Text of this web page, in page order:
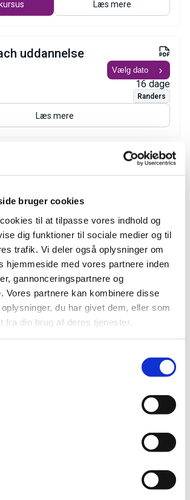
bruger cookies
til at tilpasse vores indhold og
dig funktioner til sociale medier og til
trafik. Vi deler også oplysninger om
hjemmeside med vores partnere inden
gannonceringspartnere og
Vores partnere kan kombinere disse
du har givet dem, eller som
fra din brug af deres tjenester.
Læs mere
uddannelse
16 dage
Randers
Læs mere
omstilling og
Randers
af personalesamtaler
3 dage
Randers